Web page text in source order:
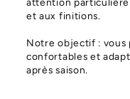
et aux finitions.
Notre objectif : vous
confortables et
après saison.